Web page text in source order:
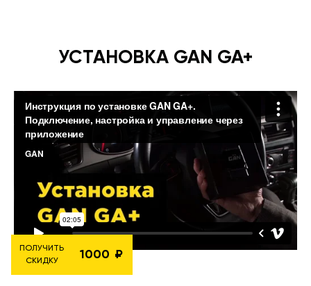
УСТАНОВКА GAN GA+
ПОЛУЧИТЬ
СКИДКУ
1000